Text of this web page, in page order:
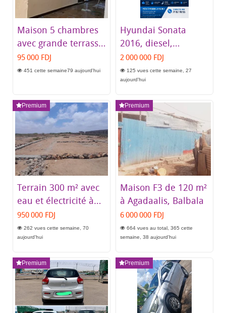
Maison 5 chambres
avec grande terrasse
150m² à Gachamaleh
95 000 FDJ
451 cette semaine79 aujourd'hui
Hyundai Sonata
2016, diesel,
intérieur spacieux et
bien entretenu
2 000 000 FDJ
125 vues cette semaine, 27
aujourd'hui
Premium
Terrain 300 m² avec
eau et électricité à
Damerjog
950 000 FDJ
262 vues cette semaine, 70
aujourd'hui
Premium
Maison F3 de 120 m²
à Agadaalis, Balbala
6 000 000 FDJ
664 vues au total, 365 cette
semaine, 38 aujourd'hui
Premium Premium